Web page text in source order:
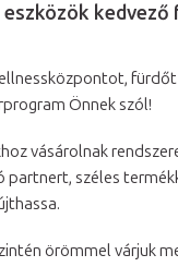
Önnek szól!
vásárolnak
széles
örömmel várjuk